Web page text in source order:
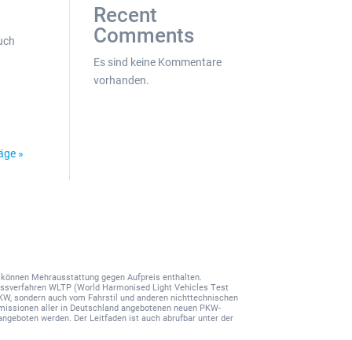
»
Recent
Comments
Es sind keine Kommentare
vorhanden.
Mehrausstattung gegen Aufpreis enthalten.
WLTP (World Harmonised Light Vehicles Test
sondern auch vom Fahrstil und anderen nichttechnischen
aller in Deutschland angebotenen neuen PKW-
werden. Der Leitfaden ist auch abrufbar unter der